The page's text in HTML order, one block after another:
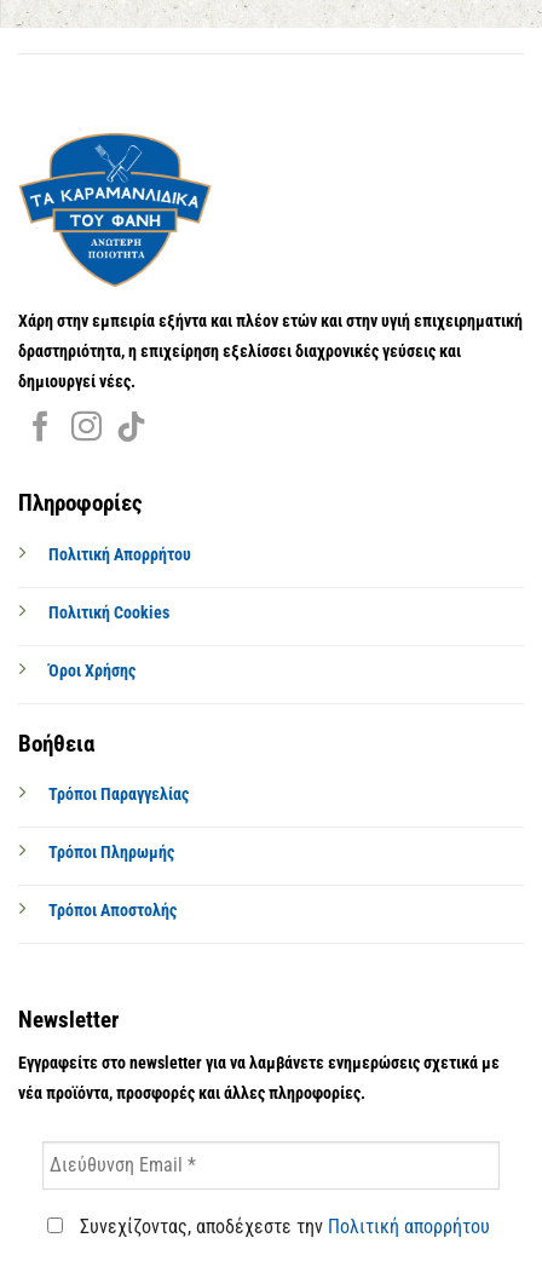
Χάρη στην εμπειρία εξήντα και πλέον ετών και στην υγιή επιχειρηματική
δραστηριότητα, η επιχείρηση εξελίσσει διαχρονικές γεύσεις και
δημιουργεί νέες.
Πληροφορίες
Πολιτική Απορρήτου
Πολιτική Cookies
Όροι Χρήσης
Βοήθεια
Τρόποι Παραγγελίας
Τρόποι Πληρωμής
Τρόποι Αποστολής
Newsletter
Εγγραφείτε στο newsletter για να λαμβάνετε ενημερώσεις σχετικά με
νέα προϊόντα, προσφορές και άλλες πληροφορίες.
Συνεχίζοντας, αποδέχεστε την Πολιτική απορρήτου